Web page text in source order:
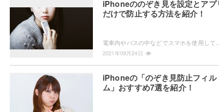
iPhoneののぞき見を設定とアプ
だけで防止する方法を紹介！
2021年09月24日
iPhoneの「のぞき見防止フィル
ム」おすすめ7選を紹介！